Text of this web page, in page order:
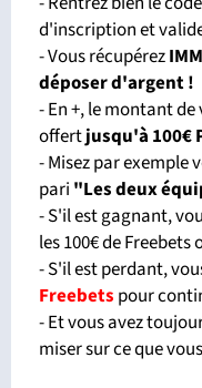
d'inscription et
- Vous récupérez
déposer d'argent !
- En +, le montant
offertjusqu'à 100€
- Misez par exemple
pari "Les deux
- S'il est gagnant,
les 100€ de Freebets
- S'il est perdant,
Freebets pour
- Et vous avez
miser sur ce que